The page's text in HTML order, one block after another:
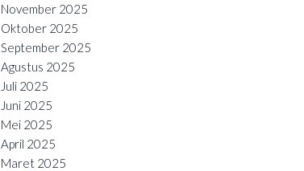
November 2025
Oktober 2025
September 2025
Agustus 2025
Juli 2025
Juni 2025
Mei 2025
April 2025
Maret 2025